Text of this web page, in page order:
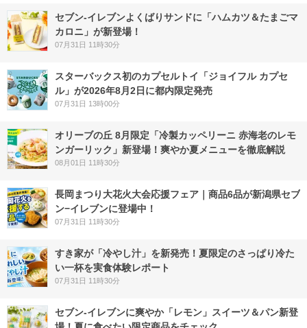
セブン‐イレブンよくばりサンドに「ハムカツ＆たまごマ
カロニ」が新登場！
07月31日 11時30分
スターバックス初のカプセルトイ「ジョイフル カプセ
ル」が2026年8月2日に都内限定発売
07月31日 13時00分
オリーブの丘 8月限定「冷製カッペリーニ 赤海老のレモ
ンガーリック」新登場！爽やか夏メニューを徹底解説
08月01日 11時30分
長岡まつり大花火大会応援フェア｜商品6品が新潟県セブ
ン−イレブンに登場中！
07月31日 11時30分
すき家が「冷やし汁」を新発売！夏限定のさっぱり冷た
い一杯を実食体験レポート
07月31日 11時30分
セブン‐イレブンに爽やか「レモン」スイーツ＆パン新登